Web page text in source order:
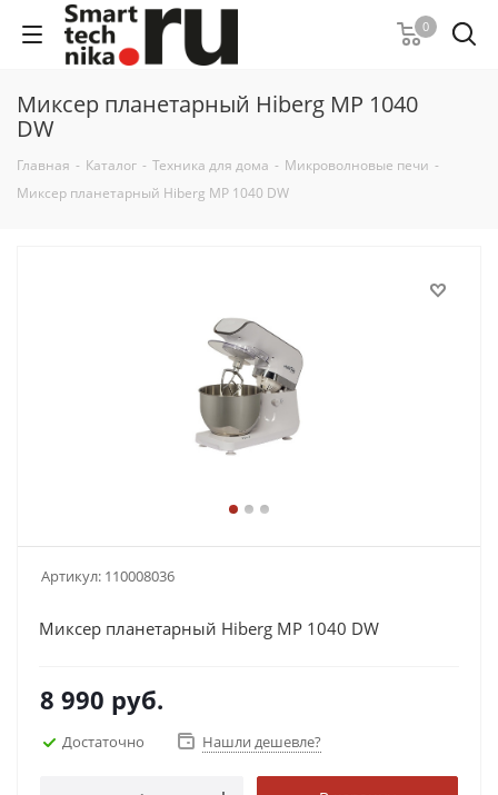
0
Миксер планетарный Hiberg MP 1040
DW
Главная - Каталог - Техника для дома - Микроволновые печи -
Миксер планетарный Hiberg MP 1040 DW
Артикул: 110008036
Миксер планетарный Hiberg MP 1040 DW
8 990 руб.
Достаточно Нашли дешевле?